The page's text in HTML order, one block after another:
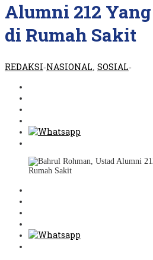
Alumni 212
di Rumah Sakit
REDAKSI-NASIONAL SOSIAL-